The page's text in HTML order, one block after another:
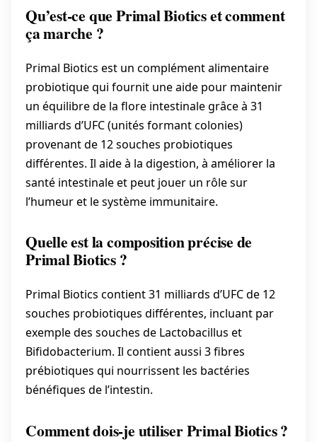
Qu’est-ce que Primal Biotics et comment
ça marche ?
Primal Biotics est un complément alimentaire
probiotique qui fournit une aide pour maintenir
un équilibre de la flore intestinale grâce à 31
milliards d’UFC (unités formant colonies)
provenant de 12 souches probiotiques
différentes. Il aide à la digestion, à améliorer la
santé intestinale et peut jouer un rôle sur
l’humeur et le système immunitaire.
Quelle est la composition précise de
Primal Biotics ?
Primal Biotics contient 31 milliards d’UFC de 12
souches probiotiques différentes, incluant par
exemple des souches de Lactobacillus et
Bifidobacterium. Il contient aussi 3 fibres
prébiotiques qui nourrissent les bactéries
bénéfiques de l’intestin.
Comment dois-je utiliser Primal Biotics ?